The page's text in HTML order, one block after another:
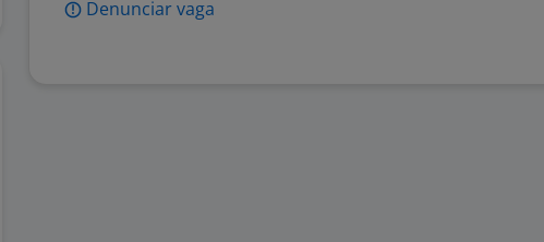
Denunciar vaga